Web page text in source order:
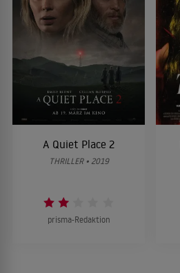
A Quiet Place 2
THRILLER • 2019
prisma-Redaktion